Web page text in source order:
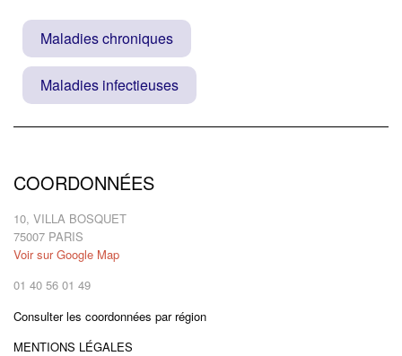
Maladies chroniques
Maladies infectieuses
COORDONNÉES
10, VILLA BOSQUET
75007 PARIS
Voir sur Google Map
01 40 56 01 49
Consulter les coordonnées par région
MENTIONS LÉGALES